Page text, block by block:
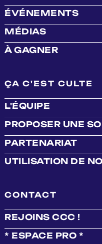
ÉVÉNEMENTS
MÉDIAS
À GAGNER
ÇA C'EST CULTE
L'ÉQUIPE
PROPOSER UNE
PARTENARIAT
UTILISATION DE
CONTACT
REJOINS CCC !
* ESPACE PRO *